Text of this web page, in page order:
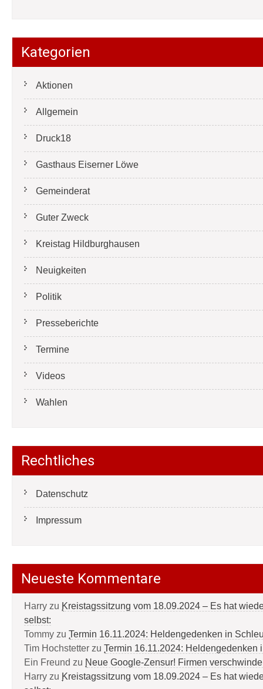
Kategorien
Aktionen
Allgemein
Druck18
Gasthaus Eiserner Löwe
Gemeinderat
Guter Zweck
Kreistag Hildburghausen
Neuigkeiten
Politik
Presseberichte
Termine
Videos
Wahlen
Rechtliches
Datenschutz
Impressum
Neueste Kommentare
Harry zu Kreistagssitzung vom 18.09.2024 – Es hat
selbst:
Tommy zu Termin 16.11.2024: Heldengedenken in
Tim Hochstetter zu Termin 16.11.2024: Heldengedenken
Ein Freund zu Neue Google-Zensur! Firmen
Harry zu Kreistagssitzung vom 18.09.2024 – Es hat